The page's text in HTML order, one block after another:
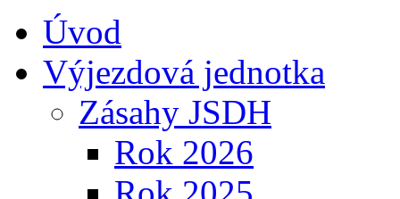
Úvod
Výjezdová jednotka
Zásahy JSDH
Rok 2026